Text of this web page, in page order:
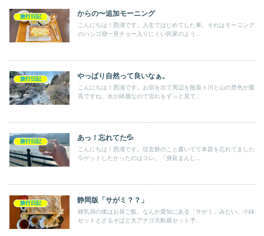
旅行日記 からの〜追加モーニング
こんにちは！西浦です。人生ではじめてした事。それはモーニング
のハシゴ😅一見チョー入りにくい民家のよう...
旅行日記 やっぱり自然って良いなぁ。
こんにちは！西浦です。お宿を出て周辺を散策🚶川と山の景色が最
高ですね。水が綺麗なので流れをずっと見て...
旅行日記 あっ！忘れてた💦
こんにちは！西浦です。信玄餅のこと書いてて本題を忘れてました
💦ゲットしたかったのはコレ。「身延まんじ...
旅行日記 静岡版「サがミ？？」
鍾乳洞の後はお昼ご飯。なんか愛知にある「サがミ」みたい。小鉢
セットとざるそばと大アナゴ天麩羅セット予...